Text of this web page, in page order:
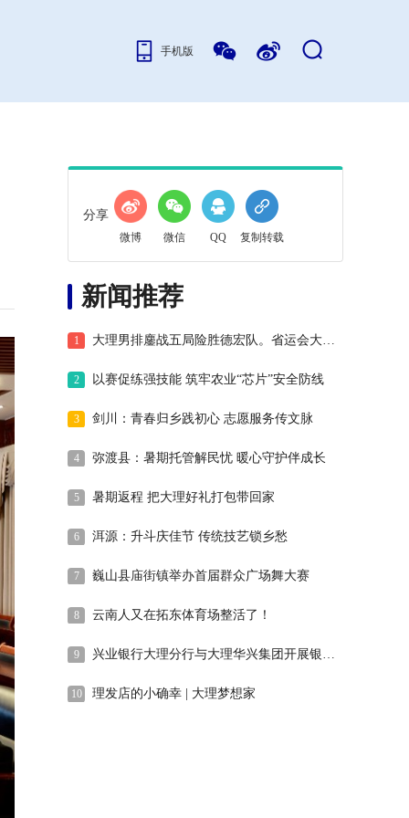
手机版
分享
微博 微信 QQ 复制转载
新闻推荐
1 大理男排鏖战五局险胜德宏队。省运会大理男子排球取得首胜！#云南省第十七届运动会#大理运动健儿
2 以赛促练强技能 筑牢农业“芯片”安全防线
3 剑川：青春归乡践初心 志愿服务传文脉
4 弥渡县：暑期托管解民忧 暖心守护伴成长
5 暑期返程 把大理好礼打包带回家
6 洱源：升斗庆佳节 传统技艺锁乡愁
7 巍山县庙街镇举办首届群众广场舞大赛
8 云南人又在拓东体育场整活了！
9 兴业银行大理分行与大理华兴集团开展银企党建共建主题党日活动
10 理发店的小确幸 | 大理梦想家